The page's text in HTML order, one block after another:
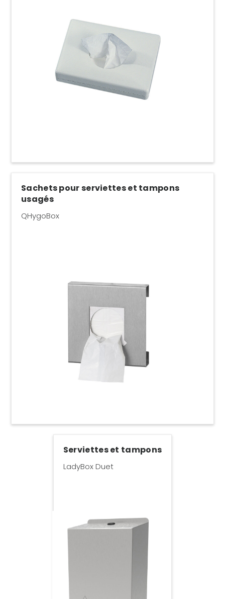
Sachets pour serviettes et tampons
usagés
QHygoBox
Serviettes et tampons
LadyBox Duet